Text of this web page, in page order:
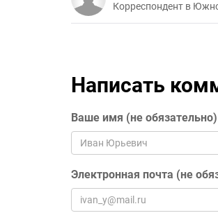
Корреспондент в
Написать
Ваше имя (не обязательно)
Электронная почта (не